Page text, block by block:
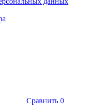
Сравнить 0